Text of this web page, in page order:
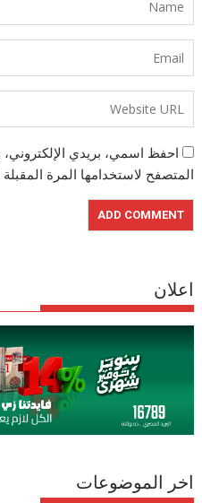
احفظ اسمي، بريدي الإلكتروني،
المتصفح لاستخدامها المرة
اعلان
اخر الموضوعات